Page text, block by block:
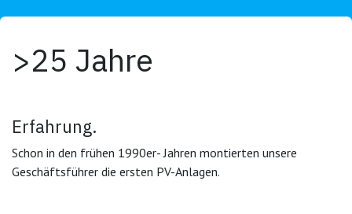
>25 Jahre
Erfahrung.
Schon in den frühen 1990er- Jahren montierten unsere
Geschäftsführer die ersten PV-Anlagen.